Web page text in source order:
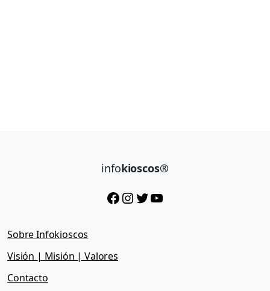
infokioscos®
Facebook InstagramTwitter YouTube
Sobre Infokioscos
Visión | Misión | Valores
Contacto